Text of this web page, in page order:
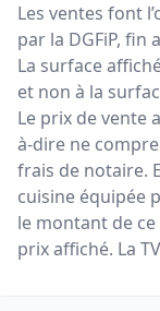
Les ventes font
par la DGFiP, fin
La surface
et non à la
Le prix de vente
à-dire ne
frais de notaire.
cuisine équipée
le montant de
prix affiché. La